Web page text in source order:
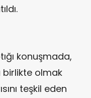
konuşmada,
birlikte olmak
teşkil eden